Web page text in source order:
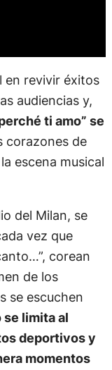
en revivir éxitos
audiencias y,
ti amo” se
corazones de
escena musical
del Milan, se
vez que
corean
de los
se escuchen
se limita al
deportivos y
momentos